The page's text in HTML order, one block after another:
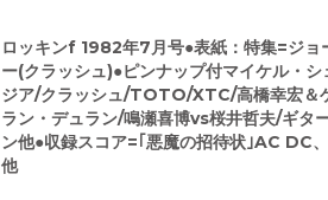
ロッキンf 1982年7月号●表紙：特集=ジョ
ー(クラッシュ)●ピンナップ付マイケル・シ
ジア/クラッシュ/TOTO/XTC/高橋幸宏＆
ラン・デュラン/鳴瀬喜博vs桜井哲夫/ギタ
ン他●収録スコア=｢悪魔の招待状｣AC DC
他